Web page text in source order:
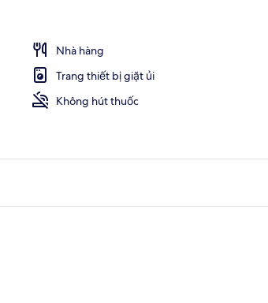
Nhà hàng
Trang thiết bị giặt ủi
Không hút thuốc